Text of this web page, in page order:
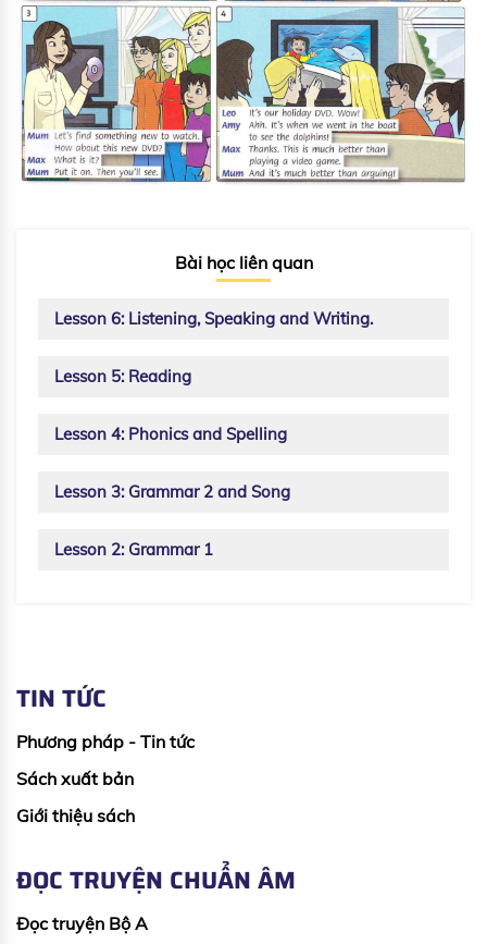
Bài học liên quan
Lesson 6: Listening, Speaking and Writing.
Lesson 5: Reading
Lesson 4: Phonics and Spelling
Lesson 3: Grammar 2 and Song
Lesson 2: Grammar 1
TIN TỨC
Phương pháp - Tin tức
Sách xuất bản
Giới thiệu sách
ĐỌC TRUYỆN CHUẨN ÂM
Đọc truyện Bộ A